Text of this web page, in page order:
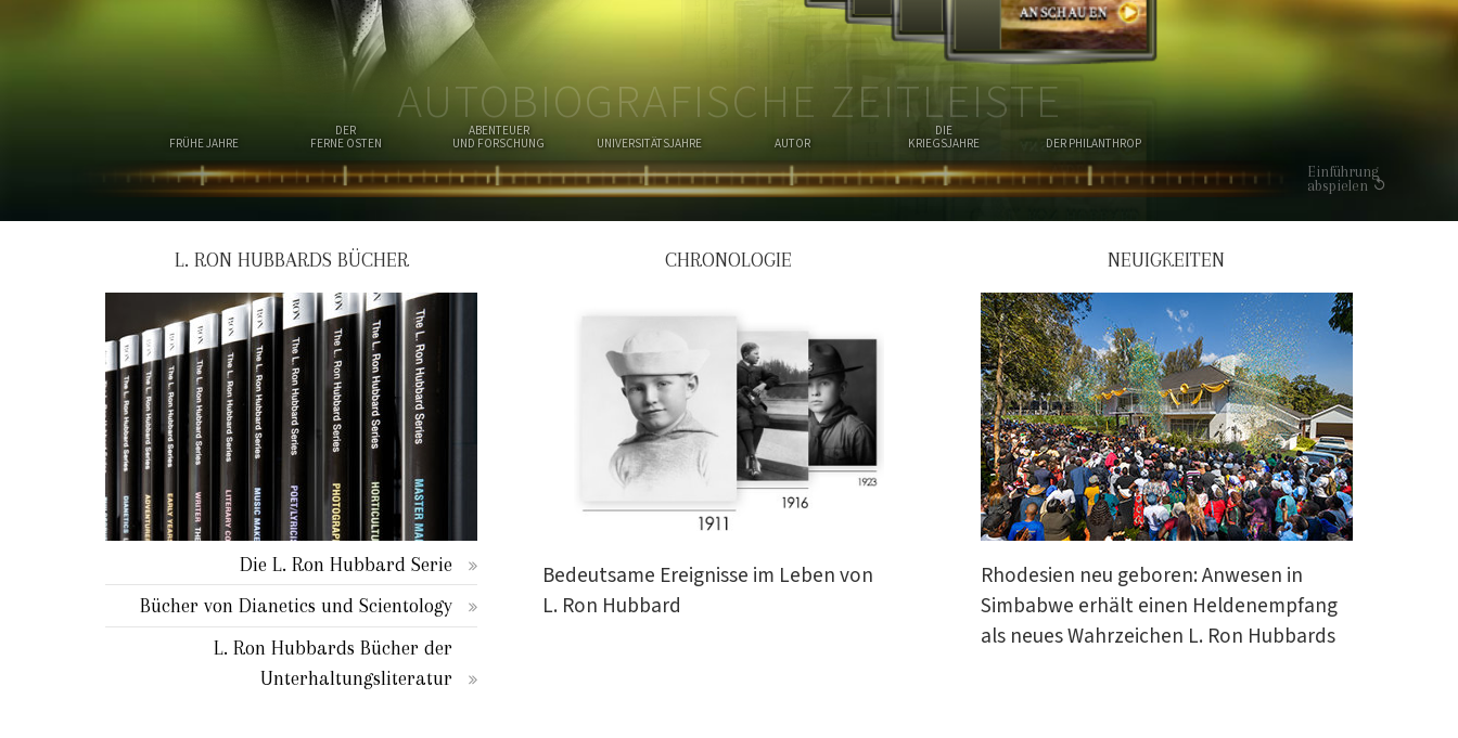
ANSCHAUEN
AUTOBIOGRAFISCHE ZEITLEISTE
FRÜHE JAHRE
DER
FERNE OSTEN
ABENTEUER
UND FORSCHUNG
UNIVERSITÄTSJAHRE AUTOR
DIE
KRIEGSJAHRE
DER PHILANTHROP
Einführung
abspielen
L. RON HUBBARDS BÜCHER
Die L. Ron Hubbard Serie
Bücher von Dianetics und Scientology
L. Ron Hubbards Bücher der
Unterhaltungsliteratur
CHRONOLOGIE
Bedeutsame Ereignisse im Leben von
L. Ron Hubbard
NEUIGKEITEN
Rhodesien neu geboren: Anwesen in
Simbabwe erhält einen Heldenempfang
als neues Wahrzeichen L. Ron Hubbards